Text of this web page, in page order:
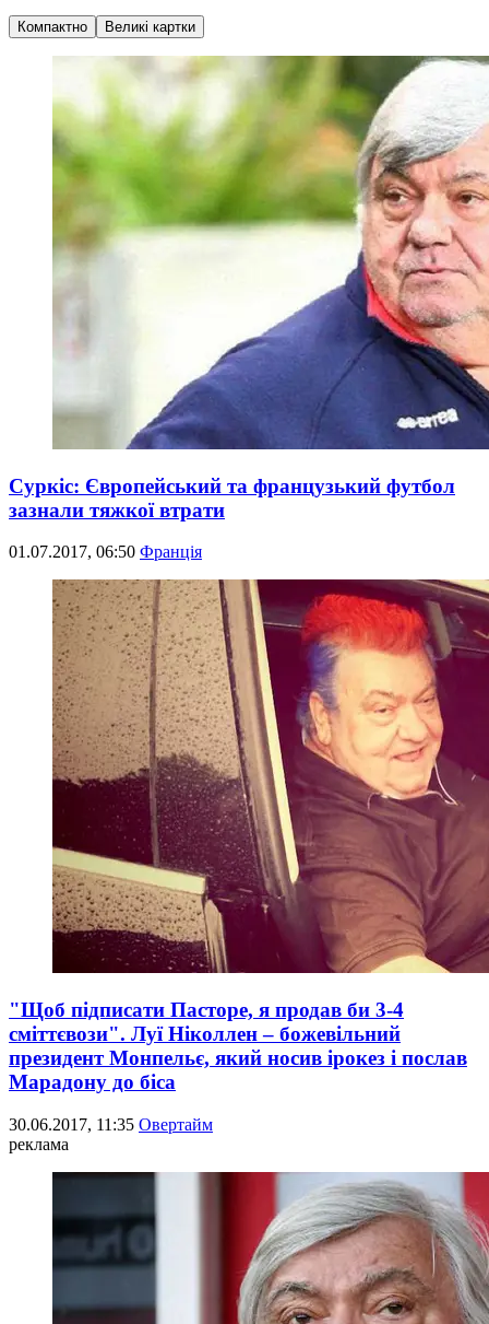
Компактно Великі картки
Суркіс: Європейський та французький футбол
зазнали тяжкої втрати
01.07.2017, 06:50 Франція
"Щоб підписати Пасторе, я продав би 3-4
сміттєвози". Луї Ніколлен – божевільний
президент Монпельє, який носив ірокез і послав
Марадону до біса
30.06.2017, 11:35 Овертайм
реклама